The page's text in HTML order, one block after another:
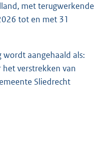
met terugwerkende
tot en met 31
wordt aangehaald als:
het verstrekken van
Sliedrecht